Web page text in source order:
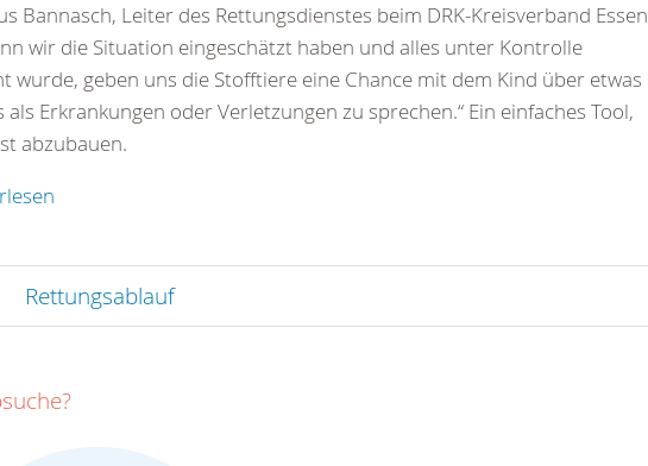
Bannasch, Leiter des Rettungsdienstes beim DRK-Kreisverband Essen
wir die Situation eingeschätzt haben und alles unter Kontrolle
wurde, geben uns die Stofftiere eine Chance mit dem Kind über etwas
als Erkrankungen oder Verletzungen zu sprechen.“ Ein einfaches Tool,
abzubauen.
Rettungsablauf